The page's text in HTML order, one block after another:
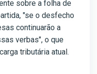
sobre a folha de
"se o desfecho
continuarão a
verbas", o que
tributária atual.